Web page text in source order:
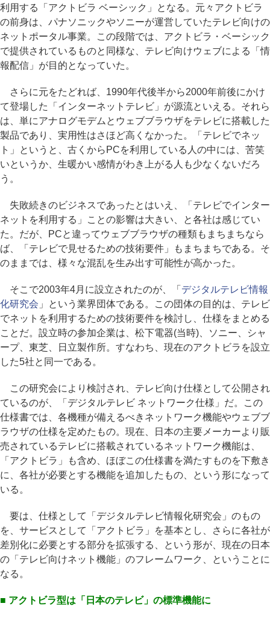
利用する「アクトビラ ベーシック」となる。元々アクトビラ
の前身は、パナソニックやソニーが運営していたテレビ向けの
ネットポータル事業。この段階では、アクトビラ・ベーシック
で提供されているものと同様な、テレビ向けウェブによる「情
報配信」が目的となっていた。
さらに元をたどれば、1990年代後半から2000年前後にかけ
て登場した「インターネットテレビ」が源流といえる。それら
は、単にアナログモデムとウェブブラウザをテレビに搭載した
製品であり、実用性はさほど高くなかった。「テレビでネッ
ト」というと、古くからPCを利用している人の中には、苦笑
いというか、生暖かい感情がわき上がる人も少なくないだろ
う。
失敗続きのビジネスであったとはいえ、「テレビでインター
ネットを利用する」ことの影響は大きい、と各社は感じてい
た。だが、PCと違ってウェブブラウザの種類もまちまちなら
ば、「テレビで見せるための技術要件」もまちまちである。そ
のままでは、様々な混乱を生み出す可能性が高かった。
そこで2003年4月に設立されたのが、「 デジタルテレビ情報
化研究会 」という業界団体である。この団体の目的は、テレビ
でネットを利用するための技術要件を検討し、仕様をまとめる
ことだ。設立時の参加企業は、松下電器(当時)、ソニー、シャ
ープ、東芝、日立製作所。すなわち、現在のアクトビラを設立
した5社と同一である。
この研究会により検討され、テレビ向け仕様として公開され
ているのが、「デジタルテレビ ネットワーク仕様」だ。この
仕様書では、各機種が備えるべきネットワーク機能やウェブブ
ラウザの仕様を定めたもの。現在、日本の主要メーカーより販
売されているテレビに搭載されているネットワーク機能は、
「アクトビラ」も含め、ほぼこの仕様書を満たすものを下敷き
に、各社が必要とする機能を追加したもの、という形になって
いる。
要は、仕様として「デジタルテレビ情報化研究会」のもの
を、サービスとして「アクトビラ」を基本とし、さらに各社が
差別化に必要とする部分を拡張する、という形が、現在の日本
の「テレビ向けネット機能」のフレームワーク、ということに
なる。
■ アクトビラ型は「日本のテレビ」の標準機能に